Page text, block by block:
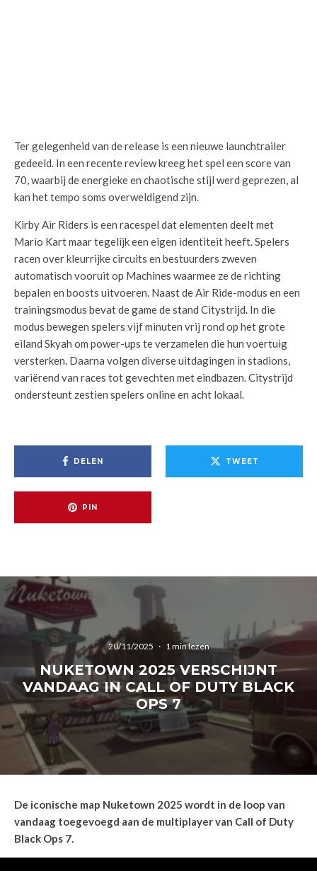
Ter gelegenheid van de release is een nieuwe launchtrailer
gedeeld. In een recente review kreeg het spel een score van
70, waarbij de energieke en chaotische stijl werd geprezen, al
kan het tempo soms overweldigend zijn.
Kirby Air Riders is een racespel dat elementen deelt met
Mario Kart maar tegelijk een eigen identiteit heeft. Spelers
racen over kleurrijke circuits en bestuurders zweven
automatisch vooruit op Machines waarmee ze de richting
bepalen en boosts uitvoeren. Naast de Air Ride-modus en een
trainingsmodus bevat de game de stand Citystrijd. In die
modus bewegen spelers vijf minuten vrij rond op het grote
eiland Skyah om power-ups te verzamelen die hun voertuig
versterken. Daarna volgen diverse uitdagingen in stadions,
variërend van races tot gevechten met eindbazen. Citystrijd
ondersteunt zestien spelers online en acht lokaal.
DELEN TWEET
PIN
20/11/2025 · 1 min lezen
NUKETOWN 2025 VERSCHIJNT
VANDAAG IN CALL OF DUTY BLACK
OPS 7
De iconische map Nuketown 2025 wordt in de loop van
vandaag toegevoegd aan de multiplayer van Call of Duty
Black Ops 7.